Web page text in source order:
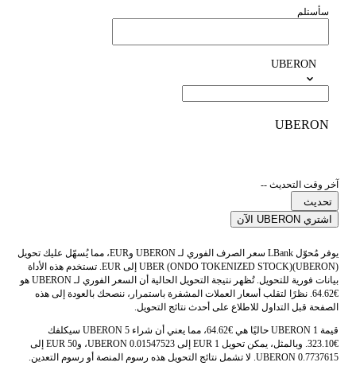
سأستلم
UBERON
UBERON
آخر وقت التحديث --
تحديث
اشتري UBERON الآن
يوفر مُحوّل LBank سعر الصرف الفوري لـ UBERON وEUR، مما يُسهّل عليك تحويل
UBER (ONDO TOKENIZED STOCK)(UBERON) إلى EUR. تستخدم هذه الأداة
بيانات فورية للتحويل. تُظهر نتيجة التحويل الحالية أن السعر الفوري لـ UBERON هو
€64.62. نظرًا لتقلب أسعار العملات المشفرة باستمرار، ننصحك بالعودة إلى هذه
الصفحة قبل التداول للاطلاع على أحدث نتائج التحويل.
قيمة 1 UBERON حاليًا هي €64.62، مما يعني أن شراء 5 UBERON سيكلفك
€323.10. وبالمثل، يمكن تحويل 1 EUR إلى 0.01547523 UBERON، و50 EUR إلى
0.7737615 UBERON. لا تشمل نتائج التحويل هذه رسوم المنصة أو رسوم التعدين.